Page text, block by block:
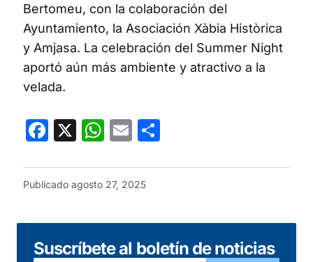
Bertomeu, con la colaboración del
Ayuntamiento, la Asociación Xàbia Històrica
y Amjasa. La celebración del Summer Night
aportó aún más ambiente y atractivo a la
velada.
Facebook
X WhatsApp
Email
Publicado agosto 27, 2025
Suscríbete al boletín de noticias